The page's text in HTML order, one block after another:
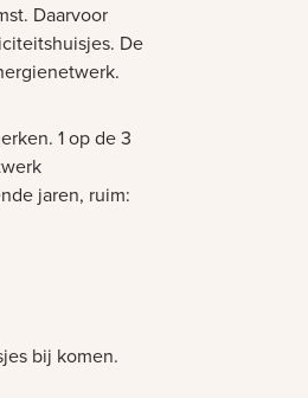
Daarvoor
De
1 op de 3
jaren, ruim:
bij komen.